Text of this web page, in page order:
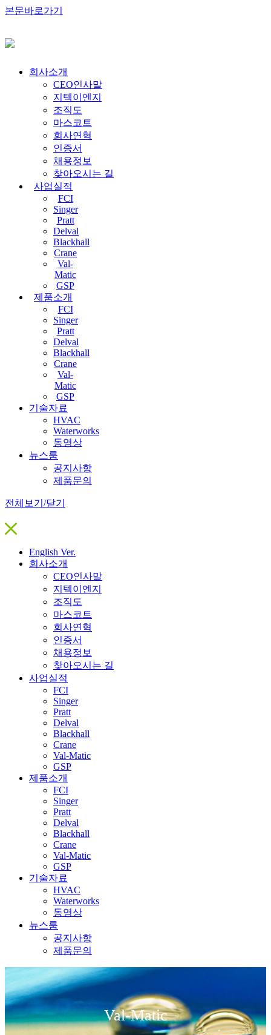
본문바로가기
회사소개
CEO인사말
지텍이엔지
조직도
마스코트
회사연혁
인증서
채용정보
찾아오시는 길
사업실적
FCI
Singer
Pratt
Delval
Blackhall
Crane
Val-
Matic
GSP
제품소개
FCI
Singer
Pratt
Delval
Blackhall
Crane
Val-
Matic
GSP
기술자료
HVAC
Waterworks
동영상
뉴스룸
공지사항
제품문의
전체보기/닫기
English Ver.
회사소개
CEO인사말
지텍이엔지
조직도
마스코트
회사연혁
인증서
채용정보
찾아오시는 길
사업실적
FCI
Singer
Pratt
Delval
Blackhall
Crane
Val-Matic
GSP
제품소개
FCI
Singer
Pratt
Delval
Blackhall
Crane
Val-Matic
GSP
기술자료
HVAC
Waterworks
동영상
뉴스룸
공지사항
제품문의
Val-Matic